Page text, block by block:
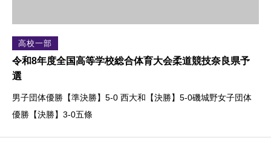
高校一部
令和8年度全国高等学校総合体育大会柔道競技奈良県予
選
男子団体優勝【準決勝】5-0 西大和【決勝】5-0磯城野女子団体
優勝【決勝】3-0五條